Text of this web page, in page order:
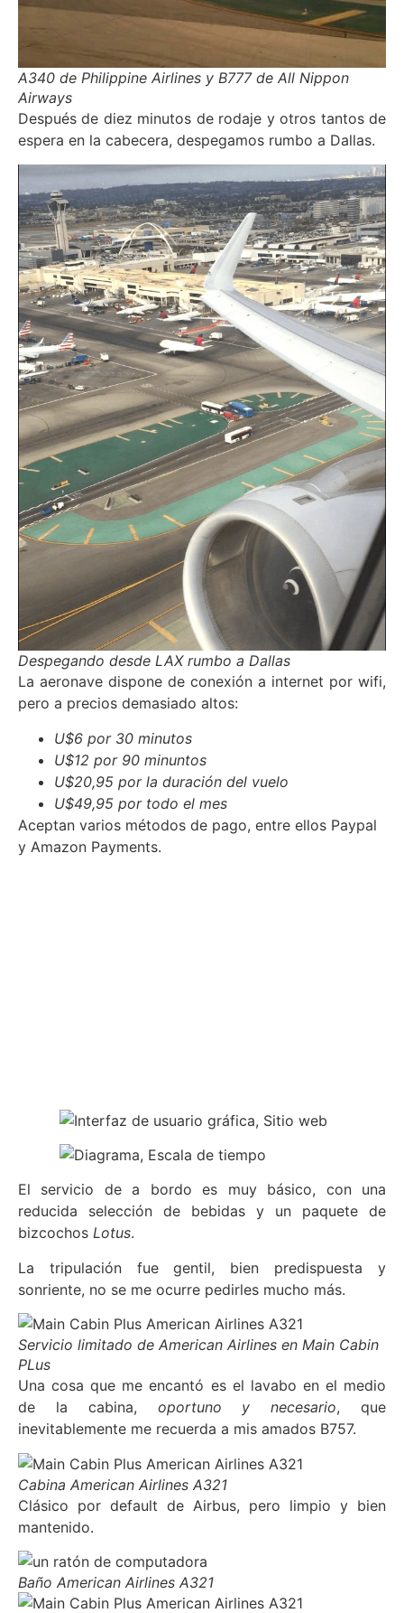
A340 de Philippine Airlines y B777 de All Nippon
Airways
Después de diez minutos de rodaje y otros tantos de
espera en la cabecera, despegamos rumbo a Dallas.
Despegando desde LAX rumbo a Dallas
La aeronave dispone de conexión a internet por wifi,
pero a precios demasiado altos:
U$6 por 30 minutos
U$12 por 90 minuntos
U$20,95 por la duración del vuelo
U$49,95 por todo el mes
Aceptan varios métodos de pago, entre ellos Paypal
y Amazon Payments.
El servicio de a bordo es muy básico, con una
reducida selección de bebidas y un paquete de
bizcochos Lotus.
La tripulación fue gentil, bien predispuesta y
sonriente, no se me ocurre pedirles mucho más.
Servicio limitado de American Airlines en Main Cabin
PLus
Una cosa que me encantó es el lavabo en el medio
de la cabina, oportuno y necesario, que
inevitablemente me recuerda a mis amados B757.
Cabina American Airlines A321
Clásico por default de Airbus, pero limpio y bien
mantenido.
Baño American Airlines A321